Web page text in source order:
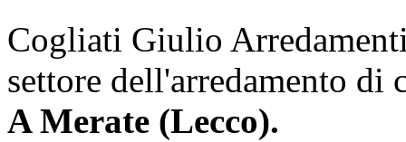
Cogliati Giulio
settore dell'arredamento di
A Merate (Lecco).